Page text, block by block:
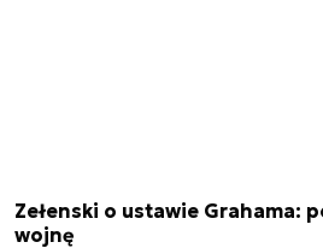
Zełenski o ustawie Grahama:
wojnę